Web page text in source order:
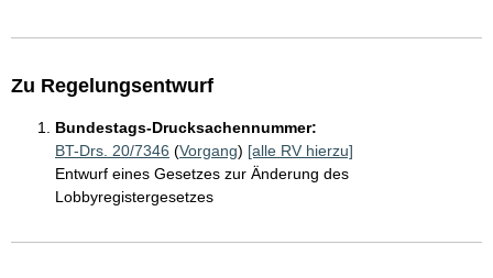
Zu Regelungsentwurf
Bundestags-Drucksachennummer:
BT-Drs. 20/7346 (Vorgang) [alle RV hierzu]
Entwurf eines Gesetzes zur Änderung des
Lobbyregistergesetzes